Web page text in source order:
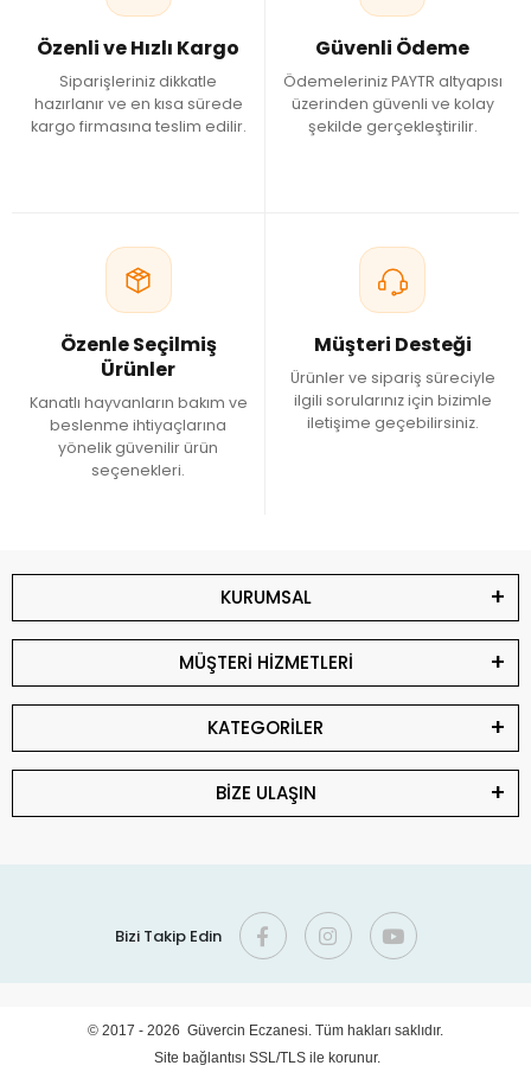
Kaliteli Finch Dış Parazit Ürünleri
Kaliteli dış parazit bakım ürünleri; güvenilir içerikleri, kolay
uygulanabilir yapıları ve finch kuşlarının bakımına uygun
formülleriyle öne çıkar. Güvercin Eczanesi'nde farklı kullanım
Bu sayfadaki bilgiler yalnızca genel bilgilendirme amacıyla
hazırlanmıştır. Dış parazit ürünleri üretici talimatlarına uygun
şekilde kullanılmalı, kuşun sağlık durumuyla ilgili özel
durumlarda veteriner hekimin görüşü alınmalıdır.
Özenli ve Hızlı Kargo
Siparişleriniz dikkatle
hazırlanır ve en kısa sürede
kargo firmasına teslim edilir.
Güvenli Ödeme
Ödemeleriniz PAYTR altyapısı
üzerinden güvenli ve kolay
şekilde gerçekleştirilir.
Özenle Seçilmiş
Ürünler
Kanatlı hayvanların bakım ve
beslenme ihtiyaçlarına
yönelik güvenilir ürün
seçenekleri.
Müşteri Desteği
Ürünler ve sipariş süreciyle
ilgili sorularınız için bizimle
iletişime geçebilirsiniz.
KURUMSAL
MÜŞTERİ HİZMETLERİ
KATEGORİLER
BİZE ULAŞIN
Bizi Takip Edin
© 2017 - 2026 Güvercin Eczanesi. Tüm hakları saklıdır.
Site bağlantısı SSL/TLS ile korunur.